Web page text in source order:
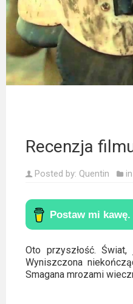
polskie
Komedie
Korea
Południowa
oparte
na
faktach
Thrillery
Streaming
Amazon
Prime
Recenzja
Posted by: Quentin in
Oto przyszłość.
Wyniszczona
Smagana mrozami